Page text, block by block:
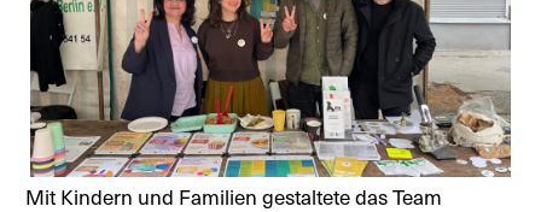
Mit Kindern und Familien gestaltete das Team